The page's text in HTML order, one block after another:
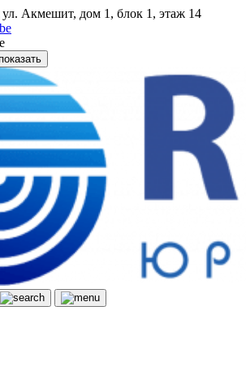
ул. Акмешит, дом 1, блок 1, этаж 14
показать